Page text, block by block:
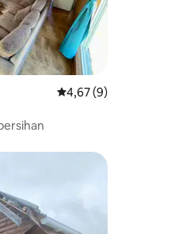
Nilai rata-rata 4,67
4,67 (9)